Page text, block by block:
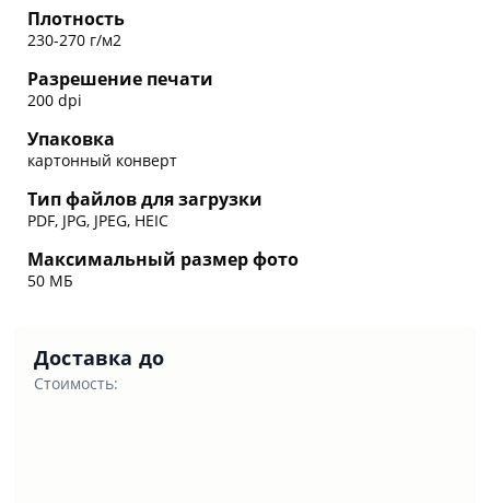
Плотность
230-270 г/м2
Разрешение печати
200 dpi
Упаковка
картонный конверт
Тип файлов для загрузки
PDF, JPG, JPEG, HEIC
Максимальный размер фото
50 МБ
Доставка до
Стоимость: